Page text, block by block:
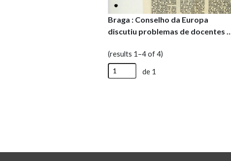
Braga : Conselho da Europa
discutiu problemas de docentes e
(results 1–4 of 4)
de 1